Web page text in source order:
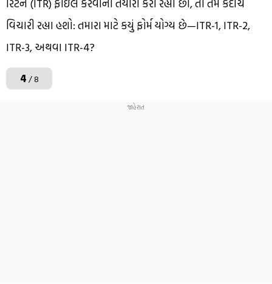
રિટર્ન (ITR) ફાઇલ કરવાની તૈયારી કરી રહ્યા છો, તો તમે કદાચ
વિચારી રહ્યા હશો: તમારા માટે કયું ફોર્મ યોગ્ય છે—ITR-1, ITR-2,
ITR-3, અથવા ITR-4?
4/ 8